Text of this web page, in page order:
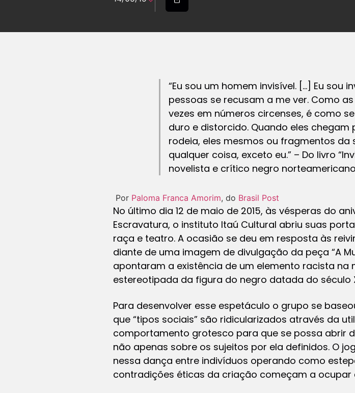
“Eu sou um homem invisível. […] Eu sou
pessoas se recusam a me ver. Como
vezes em números circenses, é como
duro e distorcido. Quando eles
rodeia, eles mesmos ou fragmentos
qualquer coisa, exceto eu.” – Do livro
novelista e crítico negro
Por Paloma Franca Amorim, do Brasil Post
No último dia 12 de maio de 2015, às vésperas do
Escravatura, o instituto Itaú Cultural abriu suas
raça e teatro. A ocasião se deu em resposta às
diante de uma imagem de divulgação da peça “A
apontaram a existência de um elemento racista na
estereotipada da figura do negro datada do século
Para desenvolver esse espetáculo o grupo se
que “tipos sociais” são ridicularizados através da
comportamento grotesco para que se possa abrir
não apenas sobre os sujeitos por ela definidos. O
nessa dança entre indivíduos operando como
contradições éticas da criação começam a